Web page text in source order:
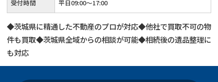
受付時間 平日09:00～17:00
◆茨城県に精通した不動産のプロが対応◆他社で買取不可の物
件も買取◆茨城県全域からの相談が可能◆相続後の遺品整理に
も対応